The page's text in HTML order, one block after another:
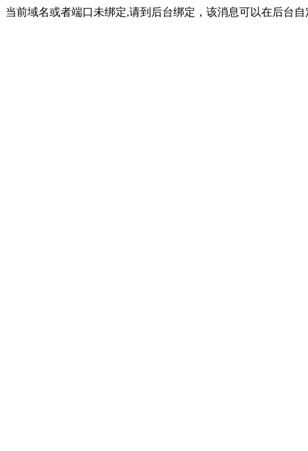
当前域名或者端口未绑定,请到后台绑定，该消息可以在后台自